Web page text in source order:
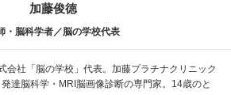
加藤俊徳
・脳科学者／脳の学校代表
会社「脳の学校」代表。加藤プラチナクリニック
達脳科学・MRI脳画像診断の専門家。14歳のと